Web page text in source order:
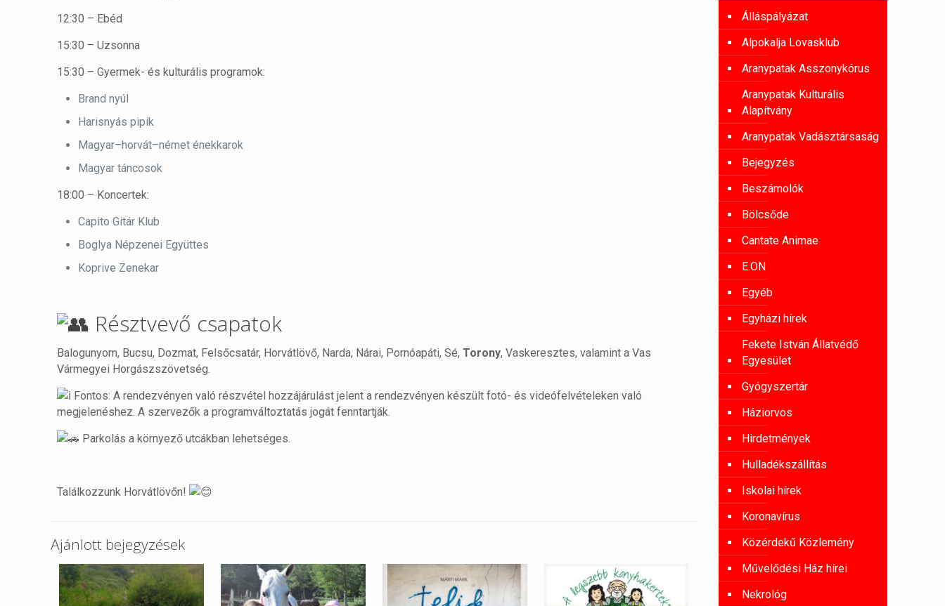
12:30 – Ebéd
15:30 – Uzsonna
15:30 – Gyermek- és kulturális programok:
Brand nyúl
Harisnyás pipik
Magyar–horvát–német énekkarok
Magyar táncosok
18:00 – Koncertek:
Capito Gitár Klub
Boglya Népzenei Együttes
Koprive Zenekar
Résztvevő csapatok
Balogunyom, Bucsu, Dozmat, Felsőcsatár, Horvátlövő, Narda, Nárai, Pornóapáti, Sé,Torony, Vaskeresztes, valamint a Vas
Vármegyei Horgászszövetség.
Fontos: A rendezvényen való részvétel hozzájárulást jelent a rendezvényen készült fotó- és videófelvételeken való
megjelenéshez. A szervezők a programváltoztatás jogát fenntartják.
Parkolás a környező utcákban lehetséges.
Találkozzunk Horvátlövőn!
Ajánlott bejegyzések
Álláspályázat
Alpokalja Lovasklub
Aranypatak Asszonykórus
Aranypatak Kulturális
Alapítvány
Aranypatak Vadásztársaság
Bejegyzés
Beszámolók
Bölcsőde
Cantate Animae
E.ON
Egyéb
Egyházi hírek
Fekete István Állatvédő
Egyesület
Gyógyszertár
Háziorvos
Hirdetmények
Hulladékszállítás
Iskolai hírek
Koronavírus
Közérdekű Közlemény
Művelődési Ház hírei
Nekrológ